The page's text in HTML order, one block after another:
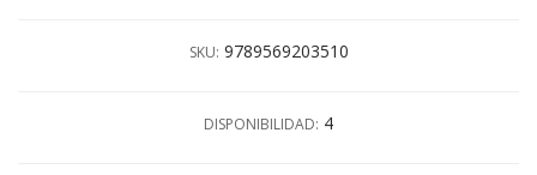
SKU: 9789569203510
DISPONIBILIDAD: 4